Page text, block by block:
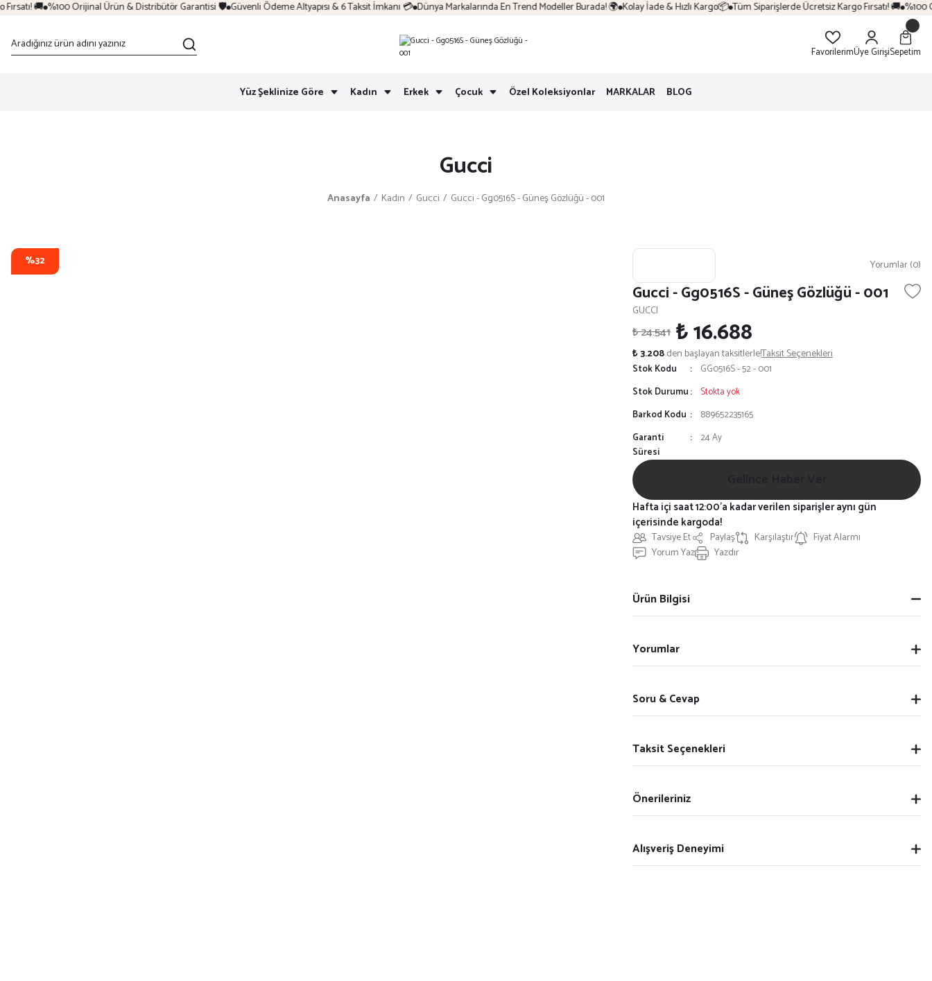
🚚 %100 Orijinal Ürün & Distribütör Garantisi 🛡️ Güvenli Ödeme Altyapısı & 6 Taksit İmkanı 💳 Dünya Markalarında En Trend Modeller Burada! 🌍 Kolay İade & Hızlı Kargo📦 Tüm Siparişlerde Ücretsiz Kargo Fırsatı! 🚚 %100
FavorilerimÜye GirişiSepetim
Yüz Şeklinize Göre Kadın Erkek Çocuk Özel Koleksiyonlar MARKALAR BLOG
Gucci
Anasayfa Kadın Gucci Gucci - Gg0516S - Güneş Gözlüğü - 001
%32 Yorumlar (0)
Gucci - Gg0516S - Güneş Gözlüğü - 001
GUCCI
₺ 24.541 ₺ 16.688
₺ 3.208den başlayan taksitlerle!Taksit Seçenekleri
Stok Kodu
GG0516S - 52 - 001
Stok Durumu
Stokta yok
Barkod Kodu
889652235165
Garanti
Süresi
24 Ay
Tavsiye Et Paylaş Karşılaştır
Fiyat Alarmı
Yorum Yaz
Yazdır
Hafta içi saat 12:00'a kadar verilen siparişler aynı gün
içerisinde kargoda!
Ürün Bilgisi
Yorumlar
Soru & Cevap
Taksit Seçenekleri
Önerileriniz
Alışveriş Deneyimi